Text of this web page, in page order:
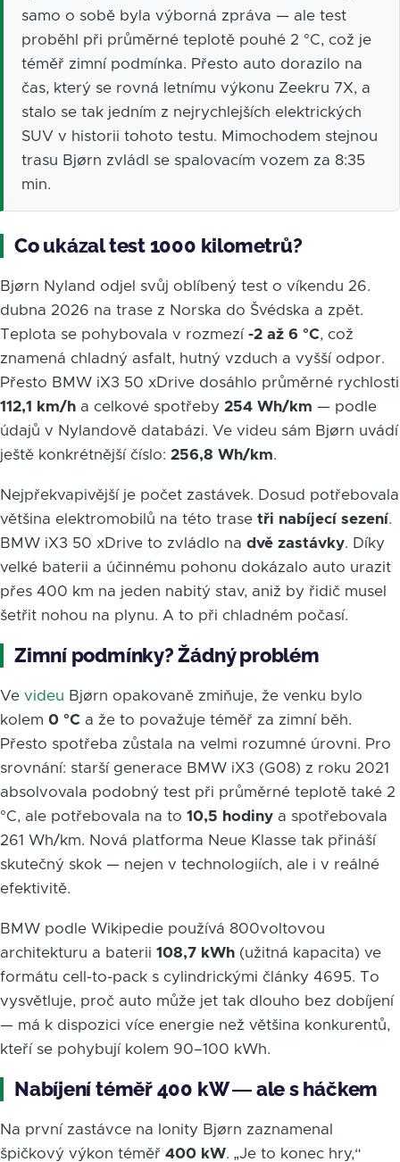
samo o sobě byla výborná zpráva — ale test
proběhl při průměrné teplotě pouhé 2 °C, což je
téměř zimní podmínka. Přesto auto dorazilo na
čas, který se rovná letnímu výkonu Zeekru 7X, a
stalo se tak jedním z nejrychlejších elektrických
SUV v historii tohoto testu. Mimochodem stejnou
trasu Bjørn zvládl se spalovacím vozem za 8:35
min.
Co ukázal test 1000 kilometrů?
Bjørn Nyland odjel svůj oblíbený test o víkendu 26.
dubna 2026 na trase z Norska do Švédska a zpět.
Teplota se pohybovala v rozmezí -2 až 6 °C, což
znamená chladný asfalt, hutný vzduch a vyšší odpor.
Přesto BMW iX3 50 xDrive dosáhlo průměrné rychlosti
112,1 km/h a celkové spotřeby 254 Wh/km — podle
údajů v Nylandově databázi. Ve videu sám Bjørn uvádí
ještě konkrétnější číslo: 256,8 Wh/km.
Nejpřekvapivější je počet zastávek. Dosud potřebovala
většina elektromobilů na této trase tři nabíjecí sezení.
BMW iX3 50 xDrive to zvládlo na dvě zastávky. Díky
velké baterii a účinnému pohonu dokázalo auto urazit
přes 400 km na jeden nabitý stav, aniž by řidič musel
šetřit nohou na plynu. A to při chladném počasí.
Zimní podmínky? Žádný problém
Ve videu Bjørn opakovaně zmiňuje, že venku bylo
kolem 0 °C a že to považuje téměř za zimní běh.
Přesto spotřeba zůstala na velmi rozumné úrovni. Pro
srovnání: starší generace BMW iX3 (G08) z roku 2021
absolvovala podobný test při průměrné teplotě také 2
°C, ale potřebovala na to 10,5 hodiny a spotřebovala
261 Wh/km. Nová platforma Neue Klasse tak přináší
skutečný skok — nejen v technologiích, ale i v reálné
efektivitě.
BMW podle Wikipedie používá 800voltovou
architekturu a baterii 108,7 kWh (užitná kapacita) ve
formátu cell-to-pack s cylindrickými články 4695. To
vysvětluje, proč auto může jet tak dlouho bez dobíjení
— má k dispozici více energie než většina konkurentů,
kteří se pohybují kolem 90–100 kWh.
Nabíjení téměř 400 kW — ale s háčkem
Na první zastávce na Ionity Bjørn zaznamenal
špičkový výkon téměř 400 kW. „Je to konec hry,“